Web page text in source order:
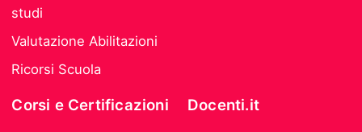
studi
Valutazione Abilitazioni
Ricorsi Scuola
Corsi e Certificazioni Docenti.it